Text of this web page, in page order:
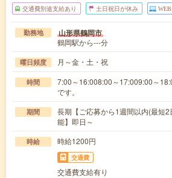
交通費別途支給あり 土日祝日が休み
勤務地 山形県鶴岡市
鶴岡駅から---分
曜日頻度 月～金・土・祝
時間
7:00～16:008:00～17:009:00～
です。
期間
長期【ご応募から1週間以内(最短
能】即日～
時給 時給1200円
交通費
交通費支給有り